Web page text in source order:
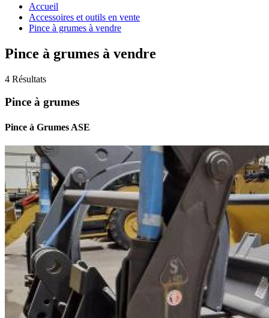
Accueil
Accessoires et outils en vente
Pince à grumes à vendre
Pince à grumes à vendre
4 Résultats
Pince à grumes
Pince à Grumes ASE